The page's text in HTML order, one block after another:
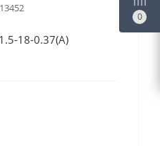
18-0.37(A)
0